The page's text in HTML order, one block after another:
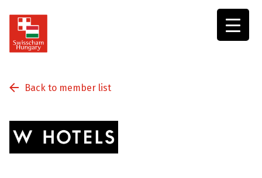
Back to member list